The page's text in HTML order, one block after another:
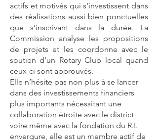
actifs et motivés qui s'investissent dans
des réalisations aussi bien ponctuelles
que s’inscrivant dans la durée. La
Commission analyse les propositions
de projets et les coordonne avec le
soutien d’un Rotary Club local quand
ceux-ci sont approuvés.
Elle n’hésite pas non plus à se lancer
dans des investissements financiers
plus importants nécessitant une
collaboration étroite avec le district
voire même avec la fondation du R.I.
envergure, elle est un membre actif de